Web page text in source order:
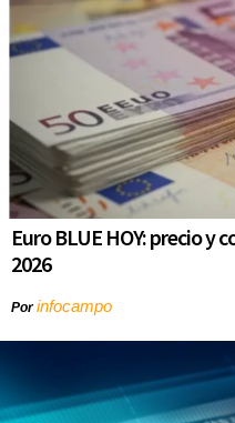
Euro BLUE HOY: precio y
2026
Porinfocampo